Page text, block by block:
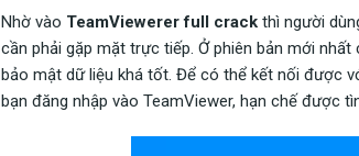
Nhờ vào TeamViewerer full crack thì người
cần phải gặp mặt trực tiếp. Ở phiên bản mới nhất
bảo mật dữ liệu khá tốt. Để có thể kết nối được
bạn đăng nhập vào TeamViewer, hạn chế được